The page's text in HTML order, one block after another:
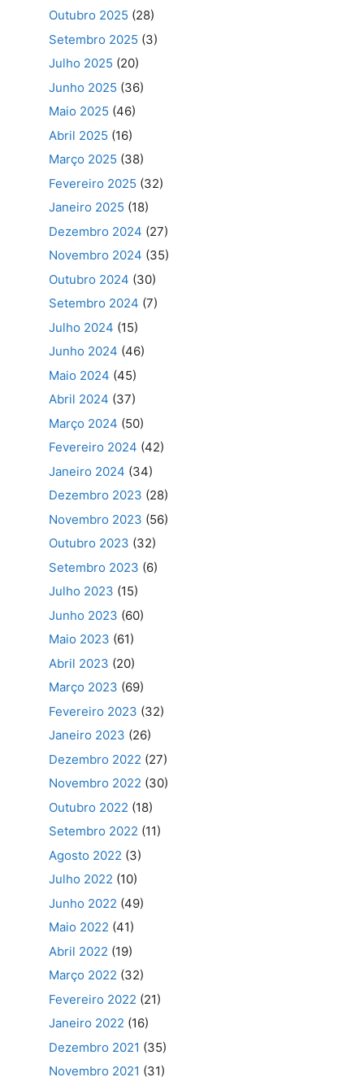
Outubro 2025 (28)
Setembro 2025 (3)
Julho 2025 (20)
Junho 2025 (36)
Maio 2025 (46)
Abril 2025 (16)
Março 2025 (38)
Fevereiro 2025 (32)
Janeiro 2025 (18)
Dezembro 2024 (27)
Novembro 2024 (35)
Outubro 2024 (30)
Setembro 2024 (7)
Julho 2024 (15)
Junho 2024 (46)
Maio 2024 (45)
Abril 2024 (37)
Março 2024 (50)
Fevereiro 2024 (42)
Janeiro 2024 (34)
Dezembro 2023 (28)
Novembro 2023 (56)
Outubro 2023 (32)
Setembro 2023 (6)
Julho 2023 (15)
Junho 2023 (60)
Maio 2023 (61)
Abril 2023 (20)
Março 2023 (69)
Fevereiro 2023 (32)
Janeiro 2023 (26)
Dezembro 2022 (27)
Novembro 2022 (30)
Outubro 2022 (18)
Setembro 2022 (11)
Agosto 2022 (3)
Julho 2022 (10)
Junho 2022 (49)
Maio 2022 (41)
Abril 2022 (19)
Março 2022 (32)
Fevereiro 2022 (21)
Janeiro 2022 (16)
Dezembro 2021 (35)
Novembro 2021 (31)